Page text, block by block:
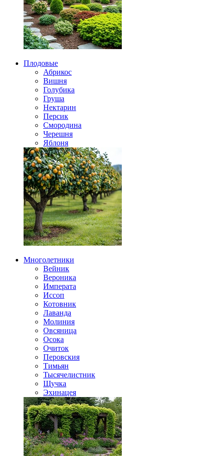
Плодовые
Абрикос
Вишня
Голубика
Груша
Нектарин
Персик
Смородина
Черешня
Яблоня
Многолетники
Вейник
Вероника
Императа
Иссоп
Котовник
Лаванда
Молиния
Овсяница
Осока
Очиток
Перовския
Тимьян
Тысячелистник
Щучка
Эхинацея